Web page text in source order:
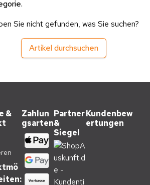
Sie nicht gefunden, was Sie suchen?
Artikel durchsuchen
&
Zahlun
gsarten
Partner
&
Siegel
Kundenbew
ertungen